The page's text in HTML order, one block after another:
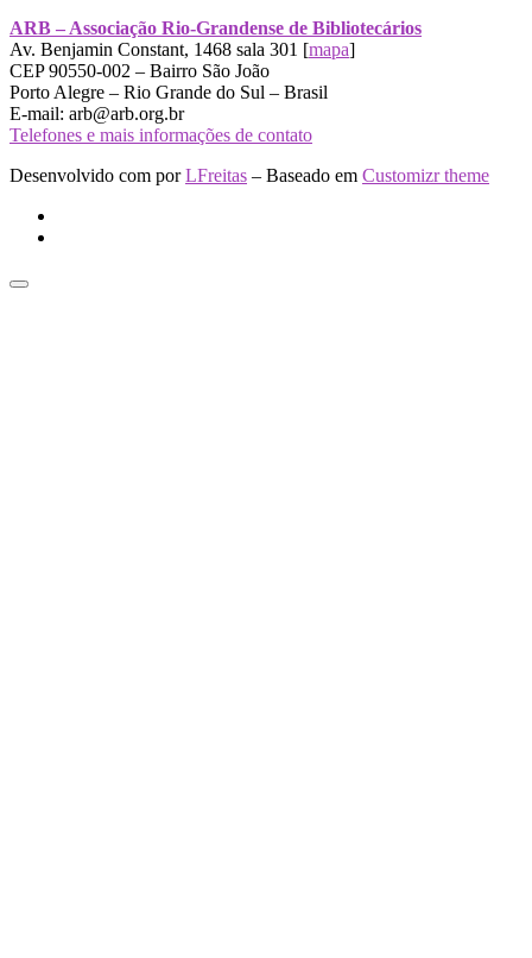
ARB – Associação Rio-Grandense de Bibliotecários
Av. Benjamin Constant, 1468 sala 301 [mapa]
CEP 90550-002 – Bairro São João
Porto Alegre – Rio Grande do Sul – Brasil
E-mail: arb@arb.org.br
Telefones e mais informações de contato
Desenvolvido com porLFreitas – Baseado em Customizr theme